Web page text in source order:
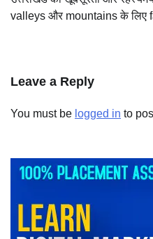
valleys और mountains के लिए
Leave a Reply
You must be logged in to